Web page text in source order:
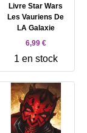
Livre Star Wars
Les Vauriens De
LA Galaxie
6,99 €
1 en stock